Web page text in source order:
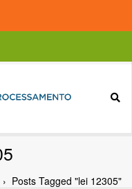
› Posts Tagged "lei 12305"